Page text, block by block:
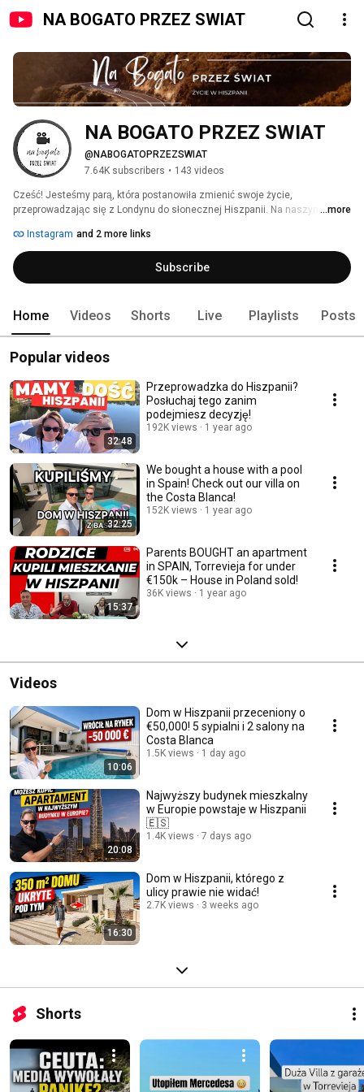
NA BOGATO PRZEZ SWIAT
NA BOGATO PRZEZ SWIAT
@NABOGATOPRZEZSWIAT
7.64K subscribers • 143 videos
Cześć! Jesteśmy parą, która postanowiła zmienić swoje życie,
przeprowadzając się z Londynu do słonecznej Hiszpanii. Na naszym
tym pięknym kraju, pokazując Wam naszą codzienność i jak radzimy sobie
z różnymi wyzwaniami. Znajdziecie tu mnóstwo praktycznych informacji
na temat kupna domu w Hiszpanii, załatwiania formalności i wszelkich
kwestii związanych z przeprowadzką.
...more
Instagram and 2 more links
Subscribe
Home Videos Shorts Live Playlists Posts
Popular videos
32:48
Przeprowadzka do Hiszpanii?
Posłuchaj tego zanim
podejmiesz decyzję!
192K views 1 year ago
32:25
We bought a house with a pool
in Spain! Check out our villa on
the Costa Blanca!
152K views 1 year ago
15:37
Parents BOUGHT an apartment
in SPAIN, Torrevieja for under
€150k – House in Poland sold!
36K views 1 year ago
Videos
10:06
Dom w Hiszpanii przeceniony o
€50,000! 5 sypialni i 2 salony na
Costa Blanca
1.5K views 1 day ago
20:08
Najwyższy budynek mieszkalny
w Europie powstaje w Hiszpanii
🇪🇸
1.4K views 7 days ago
16:30
Dom w Hiszpanii, którego z
ulicy prawie nie widać!
2.7K views 3 weeks ago
Shorts